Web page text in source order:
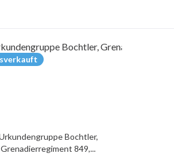
Bochtler,
Grenadierregiment 849,...